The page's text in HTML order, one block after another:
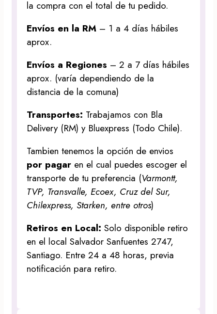
la compra con el total de tu pedido.
Envíos en la RM – 1 a 4 días hábiles
aprox.
Envíos a Regiones – 2 a 7 días hábiles
aprox. (varía dependiendo de la
distancia de la comuna)
Transportes: Trabajamos con Bla
Delivery (RM) y Bluexpress (Todo Chile).
Tambien tenemos la opción de envios
por pagar en el cual puedes escoger el
transporte de tu preferencia (Varmontt,
TVP, Transvalle, Ecoex, Cruz del Sur,
Chilexpress, Starken, entre otros)
Retiros en Local:Solo disponible retiro
en el local Salvador Sanfuentes 2747,
Santiago. Entre 24 a 48 horas, previa
notificación para retiro.